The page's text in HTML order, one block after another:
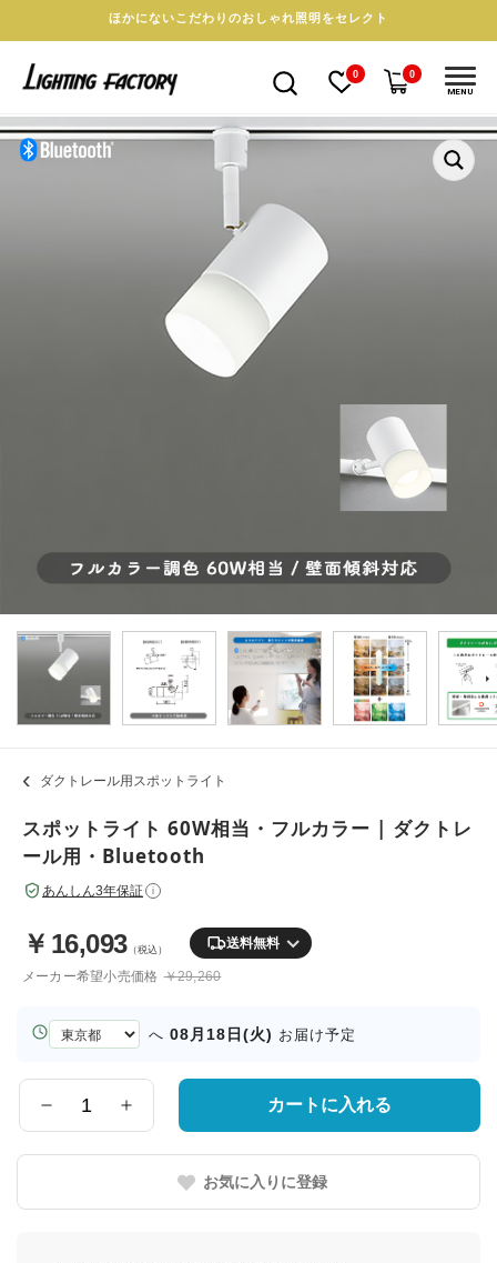
ほかにないこだわりのおしゃれ照明をセレクト
0 0
MENU
ダクトレール用スポットライト
スポットライト 60W相当・フルカラー | ダクトレ
ール用・Bluetooth
あんしん3年保証 i
￥ 16,093（税込） 送料無料
メーカー希望小売価格 ￥29,260
お
届
県
へ 08月18日(火) お届け予定
量
カートに入れる
お気に入りに登録